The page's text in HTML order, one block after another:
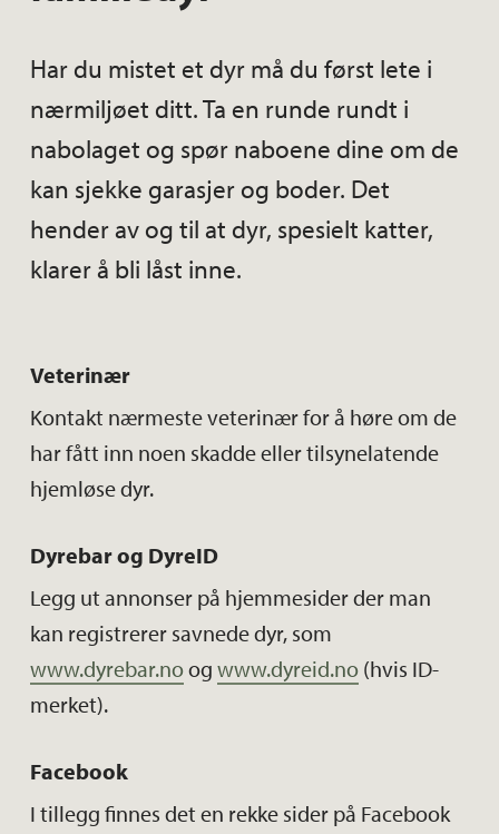
Har du mistet et dyr må du først lete i
nærmiljøet ditt. Ta en runde rundt i
nabolaget og spør naboene dine om de
kan sjekke garasjer og boder. Det
hender av og til at dyr, spesielt katter,
klarer å bli låst inne.
Veterinær
Kontakt nærmeste veterinær for å høre om de
har fått inn noen skadde eller tilsynelatende
hjemløse dyr.
Dyrebar og DyreID
Legg ut annonser på hjemmesider der man
kan registrerer savnede dyr, som
www.dyrebar.noogwww.dyreid.no (hvis ID-
merket).
Facebook
I tillegg finnes det en rekke sider på Facebook